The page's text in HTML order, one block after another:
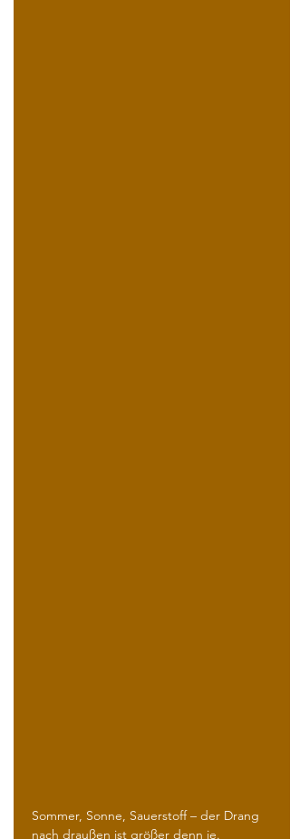
Sommer, Sonne, Sauerstoff – der Drang
nach draußen ist größer denn je.